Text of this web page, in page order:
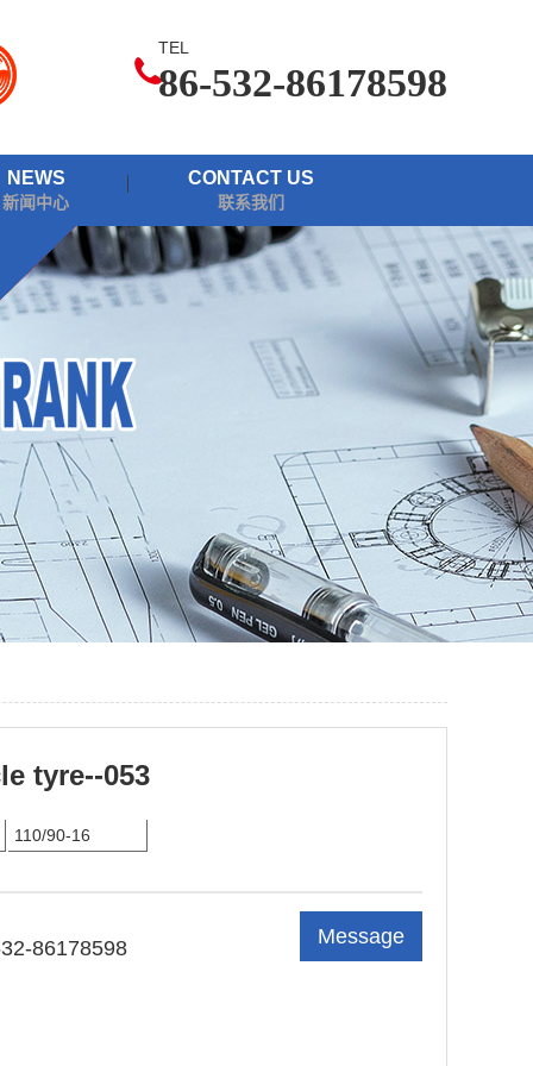
TEL
86-532-86178598
NEWS
新闻中心
CONTACT US
联系我们
tyre--053
110/90-16
Message
86178598